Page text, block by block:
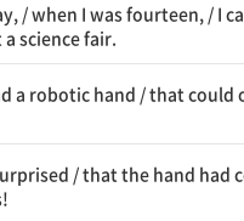
/ when I was fourteen, / I
a science fair.
a robotic hand / that could
/ that the hand had